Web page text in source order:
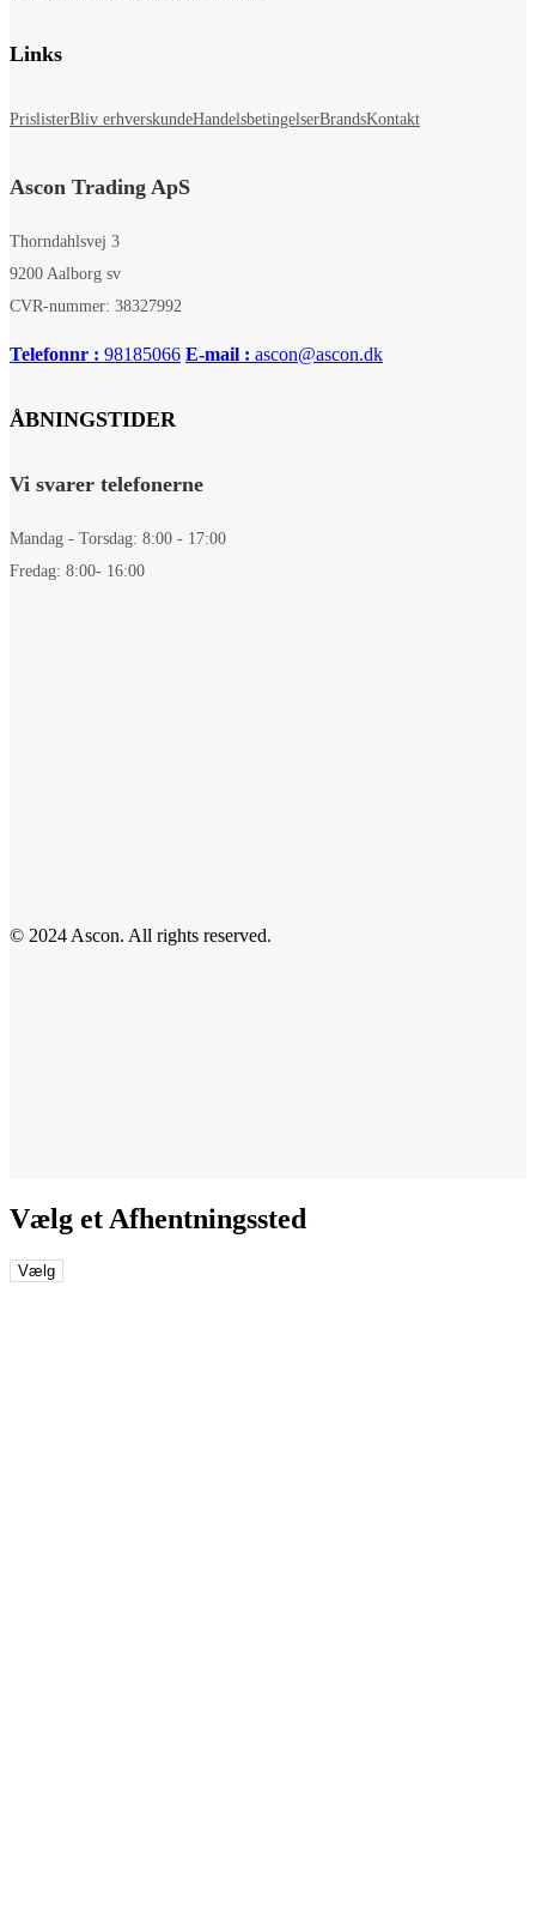
Links
PrislisterBliv erhverskundeHandelsbetingelserBrandsKontakt
Ascon Trading ApS
Thorndahlsvej 3
9200 Aalborg sv
CVR-nummer: 38327992
Telefonnr : 98185066 E-mail : ascon@ascon.dk
ÅBNINGSTIDER
Vi svarer telefonerne
Mandag - Torsdag: 8:00 - 17:00
Fredag: 8:00- 16:00
© 2024 Ascon. All rights reserved.
Vælg et Afhentningssted
Vælg